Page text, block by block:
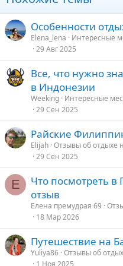
Особенности
Elena_lena
Интересные
29 Авг 2025
Все, что нужно
в Индонезии
Weeking Интересные
29 Сен 2025
Райские
Elijah Отзывы об отдыхе
29 Сен 2025
Е
Что посмотреть в
отзыв
Елена премудрая 69
18 Мар 2026
Путешествие на
Yuliya86 Отзывы об
1 Ноя 2025